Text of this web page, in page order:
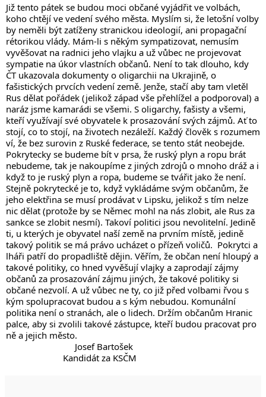
Již tento pátek se budou moci občané vyjádřit ve volbách,
koho chtějí ve vedení svého města. Myslím si, že letošní volby
by neměli být zatíženy stranickou ideologií, ani propagační
rétorikou vlády. Mám-li s někým sympatizovat, nemusím
vyvěšovat na radnici jeho vlajku a už vůbec ne projevovat
sympatie na úkor vlastních občanů. Není to tak dlouho, kdy
ČT ukazovala dokumenty o oligarchii na Ukrajině, o
fašistických prvcích vedení země. Jenže, stačí aby tam vletěl
Rus dělat pořádek (jelikož západ vše přehlížel a podporoval) a
naráz jsme kamarádi se všemi. S oligarchy, fašisty a všemi,
kteří využívají své obyvatele k prosazování svých zájmů. Ať to
stojí, co to stojí, na životech nezáleží. Každý člověk s rozumem
ví, že bez surovin z Ruské federace, se tento stát neobejde.
Pokrytecky se budeme bít v prsa, že ruský plyn a ropu brát
nebudeme, tak je nakoupíme z jiných zdrojů o mnoho dráž a i
když to je ruský plyn a ropa, budeme se tvářit jako že není.
Stejně pokrytecké je to, když vykládáme svým občanům, že
jeho elektřina se musí prodávat v Lipsku, jelikož s tím nelze
nic dělat (protože by se Němec mohl na nás zlobit, ale Rus za
sankce se zlobit nesmí). Takoví politici jsou nevolitelní. Jedině
ti, u kterých je obyvatel naší země na prvním místě, jedině
takový politik se má právo ucházet o přízeň voličů.  Pokrytci a
lháři patří do propadliště dějin. Věřím, že občan není hloupý a
takové politiky, co hned vyvěšují vlajky a zaprodají zájmy
občanů za prosazování zájmu jiných, že takové politiky si
občané nezvolí. A už vůbec ne ty, co již před volbami řvou s
kým spolupracovat budou a s kým nebudou. Komunální
politika není o stranách, ale o lidech. Držím občanům Hranic
palce, aby si zvolili takové zástupce, kteří budou pracovat pro
ně a jejich město.
                             Josef Bartošek
                        Kandidát za KSČM